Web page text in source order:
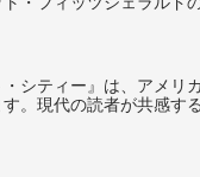
シティー』は、アメリ
。現代の読者が共感す